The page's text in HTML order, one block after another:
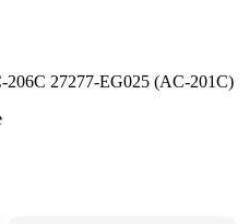
27277-EG025 (AC-201C)